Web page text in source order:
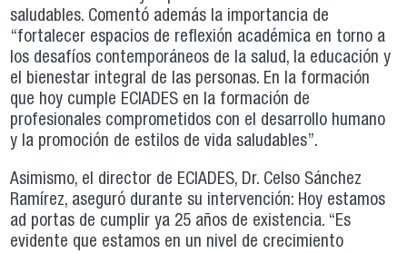
saludables. Comentó además la importancia de
“fortalecer espacios de reflexión académica en torno a
los desafíos contemporáneos de la salud, la educación y
el bienestar integral de las personas. En la formación
que hoy cumple ECIADES en la formación de
profesionales comprometidos con el desarrollo humano
y la promoción de estilos de vida saludables”.
Asimismo, el director de ECIADES, Dr. Celso Sánchez
Ramírez, aseguró durante su intervención: Hoy estamos
ad portas de cumplir ya 25 años de existencia. “Es
evidente que estamos en un nivel de crecimiento